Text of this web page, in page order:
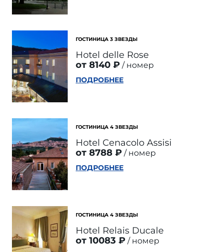
ГОСТИНИЦА 3 ЗВЕЗДЫ
Hotel delle Rose
от 8140 ₽
номер
ПОДРОБНЕЕ
ГОСТИНИЦА 4 ЗВЕЗДЫ
Hotel Cenacolo Assisi
от 8788 ₽
номер
ПОДРОБНЕЕ
ГОСТИНИЦА 4 ЗВЕЗДЫ
Hotel Relais Ducale
от 10083 ₽
номер